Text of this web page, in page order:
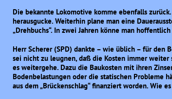
Die bekannte Lokomotive komme ebenfalls
herausgucke. Weiterhin plane man eine
„Drehbuchs“. In zwei Jahren könne man
Herr Scherer (SPD) dankte – wie üblich – für den
sei nicht zu leugnen, daß die Kosten immer
es weitergehe. Dazu die Baukosten mit ihren
Bodenbelastungen oder die statischen Probleme
aus dem „Brückenschlag“ finanziert worden. Wie